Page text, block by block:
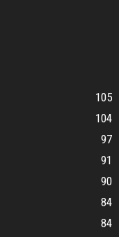
105
104
97
91
90
84
84